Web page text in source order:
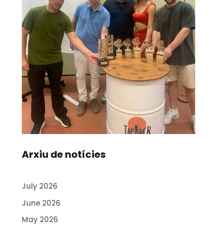
Arxiu de notícies
July 2026
June 2026
May 2026